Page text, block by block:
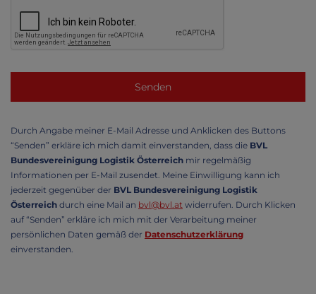
Durch Angabe meiner E-Mail Adresse und Anklicken des Buttons
“Senden” erkläre ich mich damit einverstanden, dass die BVL
Bundesvereinigung Logistik Österreich mir regelmäßig
Informationen per E-Mail zusendet. Meine Einwilligung kann ich
jederzeit gegenüber der BVL Bundesvereinigung Logistik
Österreich durch eine Mail an bvl@bvl.at widerrufen. Durch Klicken
auf “Senden” erkläre ich mich mit der Verarbeitung meiner
persönlichen Daten gemäß der Datenschutzerklärung
einverstanden.